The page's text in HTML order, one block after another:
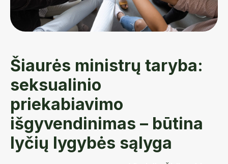
Šiaurės ministrų taryba:
seksualinio
priekabiavimo
išgyvendinimas – būtina
lyčių lygybės sąlyga